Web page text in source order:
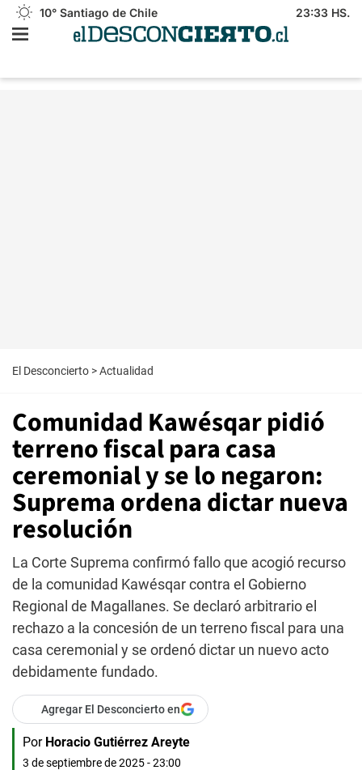
10° Santiago de Chile 23:33 HS.
El Desconcierto >Actualidad
Comunidad Kawésqar pidió
terreno fiscal para casa
ceremonial y se lo negaron:
Suprema ordena dictar nueva
resolución
La Corte Suprema confirmó fallo que acogió recurso
de la comunidad Kawésqar contra el Gobierno
Regional de Magallanes. Se declaró arbitrario el
rechazo a la concesión de un terreno fiscal para una
casa ceremonial y se ordenó dictar un nuevo acto
debidamente fundado.
Agregar El Desconcierto en
Por Horacio Gutiérrez Areyte
3 de septiembre de 2025 - 23:00